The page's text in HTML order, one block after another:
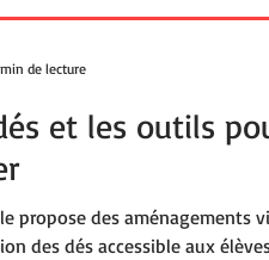
et les outils
propose des aménagements
des dés accessible aux
de lecture